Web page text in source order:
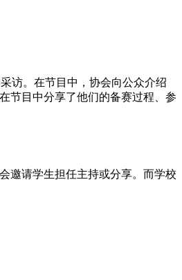
访。在节目中，协会向公众介绍
节目中分享了他们的备赛过程、参
邀请学生担任主持或分享。而学校